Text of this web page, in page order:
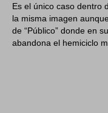
Es el único caso dentro
la misma imagen
de “Público” donde en
abandona el hemiciclo